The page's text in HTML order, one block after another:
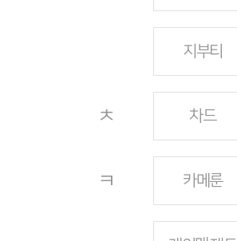
지부티
ㅊ 차드
ㅋ 카메룬